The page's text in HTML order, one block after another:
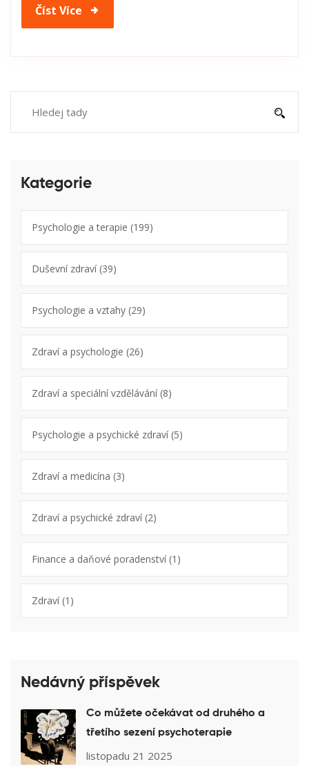
Číst Více
Kategorie
Psychologie a terapie (199)
Duševní zdraví(39)
Psychologie a vztahy (29)
Zdraví a psychologie (26)
Zdraví a speciální vzdělávání(8)
Psychologie a psychické zdraví(5)
Zdraví a medicína (3)
Zdraví a psychické zdraví(2)
Finance a daňové poradenství(1)
Zdraví(1)
Nedávný příspěvek
Co můžete očekávat od druhého a
třetího sezení psychoterapie
listopadu 21 2025